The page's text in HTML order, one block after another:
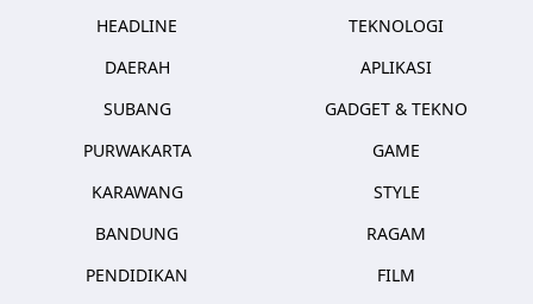
HEADLINE
DAERAH
SUBANG
PURWAKARTA
KARAWANG
BANDUNG
PENDIDIKAN
TEKNOLOGI
APLIKASI
GADGET & TEKNO
GAME
STYLE
RAGAM
FILM